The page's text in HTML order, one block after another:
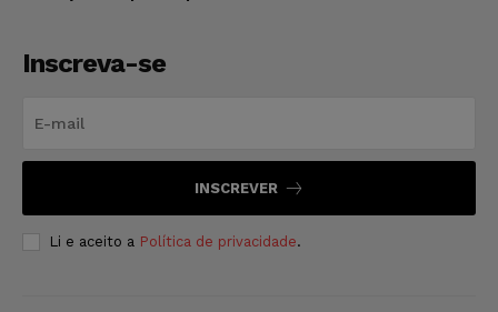
Inscreva-se
INSCREVER
Li e aceito a Política de privacidade.